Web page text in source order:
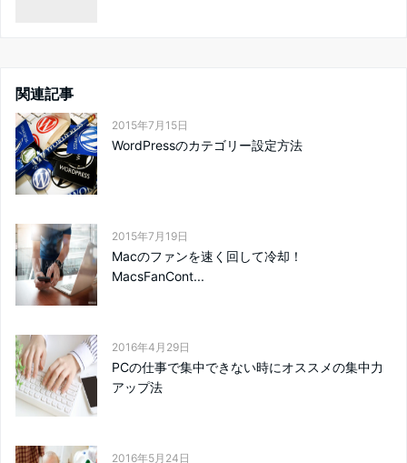
関連記事
2015年7月15日
WordPressのカテゴリー設定方法
2015年7月19日
Macのファンを速く回して冷却！
MacsFanCont...
2016年4月29日
PCの仕事で集中できない時にオススメの集中力
アップ法
2016年5月24日